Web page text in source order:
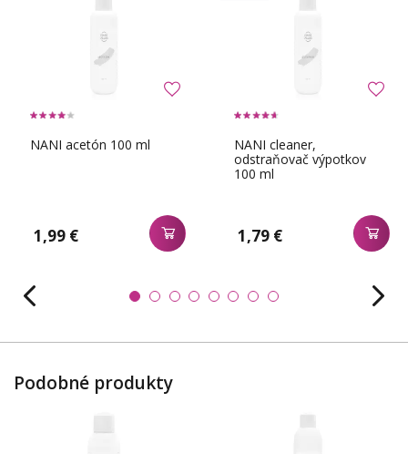
NANI acetón 100 ml
1,99 €
NANI cleaner,
odstraňovač výpotkov
100 ml
1,79 €
Podobné produkty